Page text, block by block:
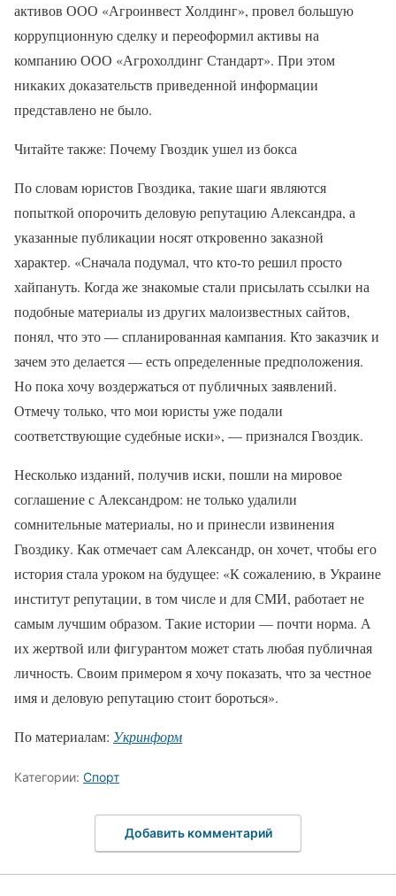
активов ООО «Агроинвест Холдинг», провел большую
коррупционную сделку и переоформил активы на
компанию ООО «Агрохолдинг Стандарт». При этом
никаких доказательств приведенной информации
представлено не было.
Читайте также: Почему Гвоздик ушел из бокса
По словам юристов Гвоздика, такие шаги являются
попыткой опорочить деловую репутацию Александра, а
указанные публикации носят откровенно заказной
характер. «Сначала подумал, что кто-то решил просто
хайпануть. Когда же знакомые стали присылать ссылки на
подобные материалы из других малоизвестных сайтов,
понял, что это — спланированная кампания. Кто заказчик и
зачем это делается — есть определенные предположения.
Но пока хочу воздержаться от публичных заявлений.
Отмечу только, что мои юристы уже подали
соответствующие судебные иски», — признался Гвоздик.
Несколько изданий, получив иски, пошли на мировое
соглашение с Александром: не только удалили
сомнительные материалы, но и принесли извинения
Гвоздику. Как отмечает сам Александр, он хочет, чтобы его
история стала уроком на будущее: «К сожалению, в Украине
институт репутации, в том числе и для СМИ, работает не
самым лучшим образом. Такие истории — почти норма. А
их жертвой или фигурантом может стать любая публичная
личность. Своим примером я хочу показать, что за честное
имя и деловую репутацию стоит бороться».
По материалам: Укринформ
Категории: Спорт
Добавить комментарий